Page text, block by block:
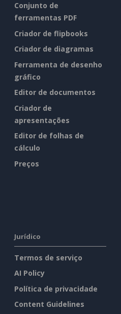
Conjunto de
ferramentas PDF
Criador de flipbooks
Criador de diagramas
Ferramenta de desenho
gráfico
Editor de documentos
Criador de
apresentações
Editor de folhas de
cálculo
Preços
Jurídico
Termos de serviço
AI Policy
Política de privacidade
Content Guidelines